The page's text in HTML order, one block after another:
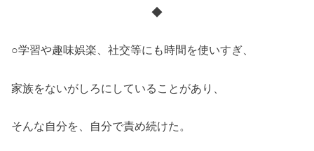
◆
○学習や趣味娯楽、社交等にも時間を使いすぎ、
家族をないがしろにしていることがあり、
そんな自分を、自分で責め続けた。